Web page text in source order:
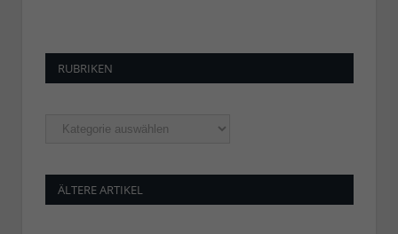
RUBRIKEN
Rubriken
ÄLTERE ARTIKEL